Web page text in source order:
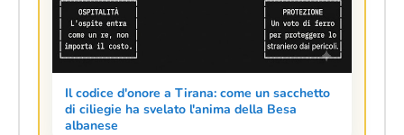
Il codice d'onore a Tirana: come un sacchetto
di ciliegie ha svelato l'anima della Besa
albanese